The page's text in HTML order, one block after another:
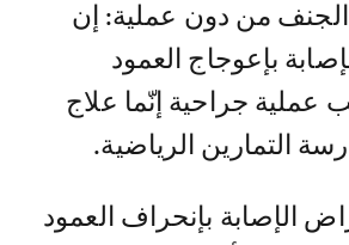
بإعوجاج العمود
عملية جراحية إنّما علاج
التمارين الرياضية.
الإصابة بإنحراف العمود